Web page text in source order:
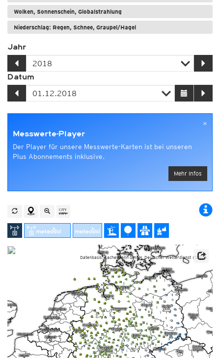
Wolken, Sonnenschein, Globalstrahlung
Niederschlag: Regen, Schnee, Graupel/Hagel
Meere und Seen
Jahr
Datum
×
Messwerte-Player
Der Player für unsere Messwerte-Karten ist bei unseren
Plus Abonnements inklusive.
Mehr Infos
Datenbasis: Kachelmann GmbH, Deutscher Wetterdienst (DWD)